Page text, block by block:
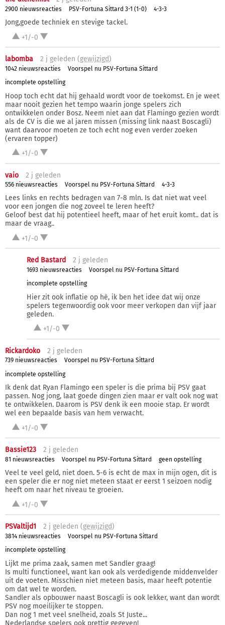
2900 nieuwsreacties PSV-Fortuna Sittard 3-1 (1-0) 4-3-3
Jong,goede techniek en stevige tackel.
+1/-0
labomba 2 j geleden (gewijzigd)
1042 nieuwsreacties
Voorspel nu PSV-Fortuna Sittard
incomplete opstelling
Hoop toch echt dat hij gehaald wordt voor de toekomst. En je weet
maar nooit gezien het tempo waarin jonge spelers zich
ontwikkelen onder Bosz. Neem niet aan dat Flamingo gezien wordt
als de CV is die we al jaren missen (missing link naast Boscagli)
want daarvoor moeten ze toch echt nog even verder zoeken
(ervaren topper)
+1/-0
vaio 2 j geleden
556 nieuwsreacties Voorspel nu PSV-Fortuna Sittard 4-3-3
Lees links en rechts bedragen van 7-8 mln. Is dat niet wat veel
voor een jongen die nog zoveel te leren heeft?
Geloof best dat hij potentieel heeft, maar of het eruit komt.. dat is
maar de vraag..
+1/-0
Red Bastard 2 j geleden
1693 nieuwsreacties
Voorspel nu PSV-Fortuna Sittard
incomplete opstelling
Hier zit ook inflatie op hè, ik ben het idee dat wij onze
spelers tegenwoordig ook voor meer verkopen dan vijf jaar
geleden.
+1/-0
Rickardoko 2 j geleden
739 nieuwsreacties
Voorspel nu PSV-Fortuna Sittard
incomplete opstelling
Ik denk dat Ryan Flamingo een speler is die prima bij PSV gaat
passen. Nog jong, laat goede dingen zien maar er valt ook nog wat
te ontwikkelen. Daarom is PSV denk ik een mooie stap. Er wordt
wel een bepaalde basis van hem verwacht.
+1/-0
Bassie123 2 j geleden
81 nieuwsreacties Voorspel nu PSV-Fortuna Sittard geen opstelling
Veel te veel geld, niet doen. 5-6 is echt de max in mijn ogen, dit is
een speler die er nog niet meteen staat er eerst 1 seizoen nodig
heeft om naar het niveau te groeien.
+1/-0
PSValtijd1 2 j geleden (gewijzigd)
3814 nieuwsreacties
Voorspel nu PSV-Fortuna Sittard
incomplete opstelling
Lijkt me prima zaak, samen met Sandler graag!
Is multi functioneel, want kan ook als verdedigende middenvelder
uit de voeten. Misschien niet meteen basis, maar heeft potentie
om dat wel te worden.
Sandler als opbouwer naast Boscagli is ook lekker, want dan wordt
PSV nog moeilijker te stoppen.
Dan nog 1 met veel snelheid, zoals St Juste...
Nederlandse spelers ook prettig gegeven!